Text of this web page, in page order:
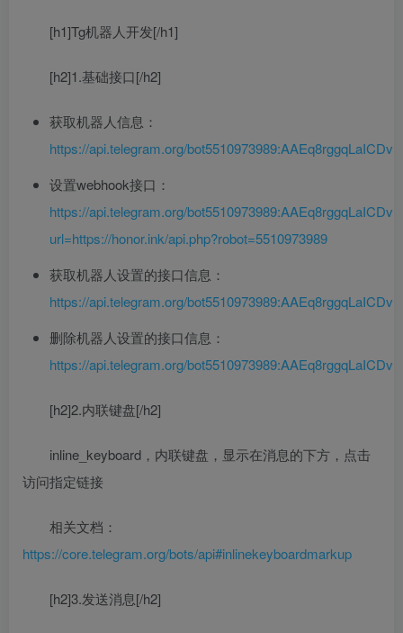
[h1]Tg机器人开发[/h1]
[h2]1.基础接口[/h2]
获取机器人信息：
https://api.telegram.org/
设置webhook接口：
https://api.telegram.org/
url=https://honor.ink/api.php?robot=5510973989
获取机器人设置的接口信息：
https://api.telegram.org/
删除机器人设置的接口信息：
https://api.telegram.org/
[h2]2.内联键盘[/h2]
inline_keyboard，内联键盘，显示在消息的下方，点击
访问指定链接
相关文档：
https://core.telegram.org/bots/api#inlinekeyboardmarkup
[h2]3.发送消息[/h2]